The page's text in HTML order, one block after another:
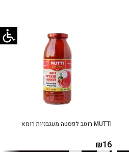
MUTTI רוטב לפסטה מעגבניות רומא
₪16